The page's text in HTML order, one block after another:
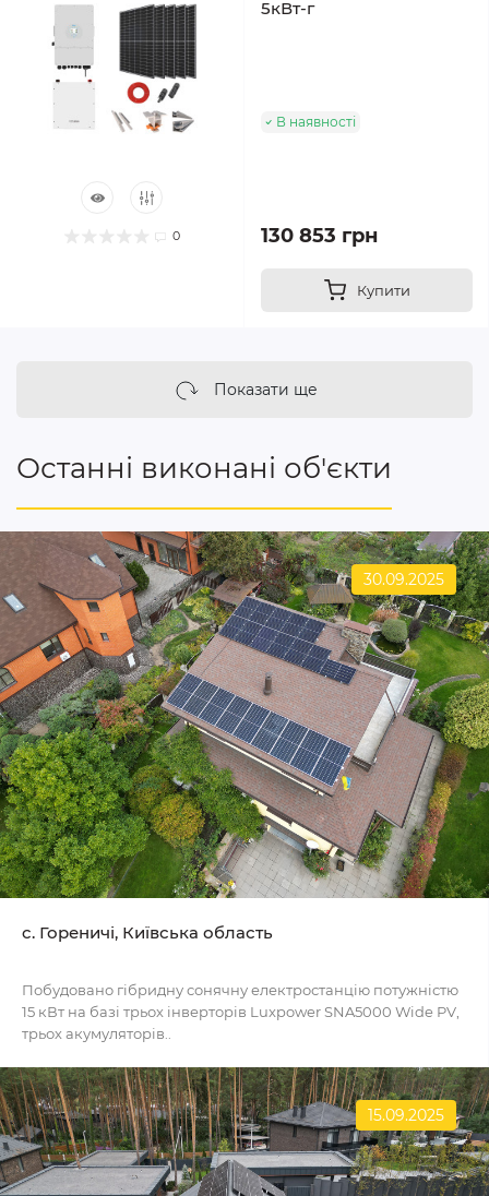
0
5кВт-г
В наявності
130 853 грн
Купити
Показати ще
Останні виконані об'єкти
30.09.2025
c. Гореничі, Київська область
Побудовано гібридну сонячну електростанцію потужністю
15 кВт на базі трьох інверторів Luxpower SNA5000 Wide PV,
трьох акумуляторів..
15.09.2025